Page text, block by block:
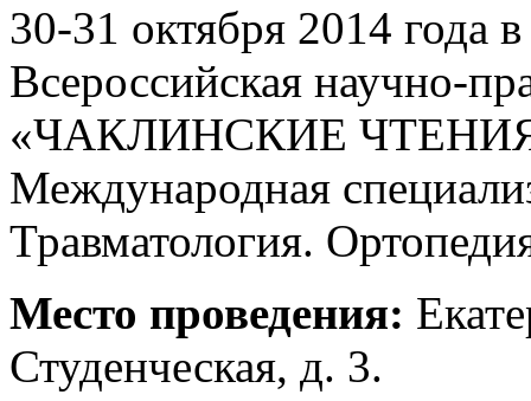
30-31 октября 2014 года
Всероссийская научно-
«ЧАКЛИНСКИЕ ЧТЕНИЯ
Международная
Травматология.
Место проведения:
Студенческая, д. 3.